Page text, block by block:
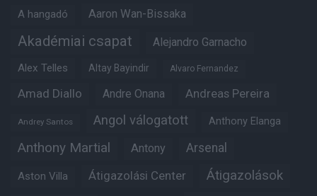
A hangadó Aaron Wan-Bissaka
Akadémiai csapat Alejandro Garnacho
Alex Telles Altay Bayindir Alvaro Fernandez
Amad Diallo Andre Onana Andreas Pereira
Andrey Santos Angol válogatott Anthony Elanga
Anthony Martial Antony Arsenal
Aston Villa Átigazolási Center Átigazolások